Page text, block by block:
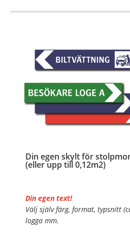
Din egen skylt för
(eller upp till 0,12m2)
Din egen text!
Välj själv färg, format, typsnitt
logga mm.